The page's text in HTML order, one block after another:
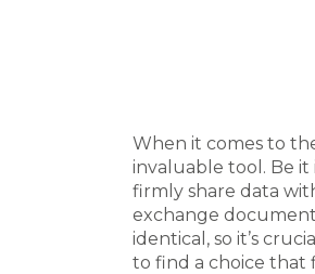
When it comes to
invaluable tool. Be
firmly share data
exchange
identical, so it’s
to find a choice that